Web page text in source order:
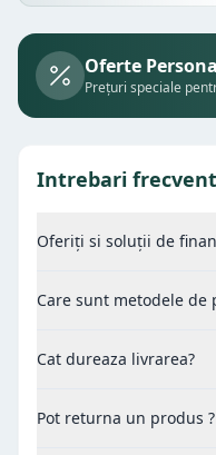
Oferte
Prețuri speciale
Intrebari
Oferiți si soluții de
Care sunt metodele de
Cat dureaza livrarea?
Pot returna un produs ?